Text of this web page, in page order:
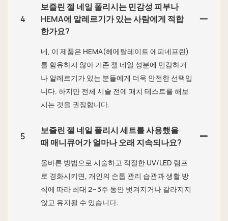
4
보즐린 젤 네일 폴리시는 민감성 피부나
HEMA에 알레르기가 있는 사람에게 적합
한가요?
네, 이 제품은 HEMA(헤메탈레이트 에피네프린)
를 함유하지 않아 기존 젤 네일 성분에 민감하거
나 알레르기가 있는 분들에게 더욱 안전한 선택입
니다. 하지만 전체 시술 전에 패치 테스트를 해보
시는 것을 권장합니다.
5
보즐린 젤 네일 폴리시 세트를 사용했을
때 매니큐어가 얼마나 오래 지속되나요?
올바른 방법으로 시술하고 적절한 UV/LED 램프
로 경화시키면, 개인의 손톱 관리 습관과 생활 방
식에 따라 최대 2~3주 동안 벗겨지거나 갈라지지
않고 유지될 수 있습니다.